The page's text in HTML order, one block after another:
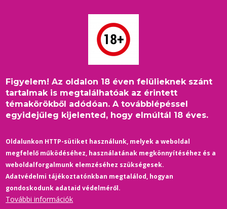
Figyelem! Az oldalon 18 éven felülieknek szánt
tartalmak is megtalálhatóak az érintett
témakörökből adódóan. A továbblépéssel
egyidejűleg kijelented, hogy elmúltál 18 éves.
Oldalunkon HTTP-sütiket használunk, melyek a weboldal
megfelelő működéséhez, használatának megkönnyítéséhez és a
weboldalforgalmunk elemzéséhez szükségesek.
Adatvédelmi tájékoztatónkban megtalálod, hogyan
gondoskodunk adataid védelméről.
További információk
Morzsa
Címlap /2017 / Életmód /
„Mindenki értékes része a társadalomnak” – Interjú Török
Benjamin ultrafutóval
ÉLETMÓD
„Mindenki értékes része a
társadalomnak” – Interjú Török
Benjamin ultrafutóval
02/23/2017-0 Hozzászólások